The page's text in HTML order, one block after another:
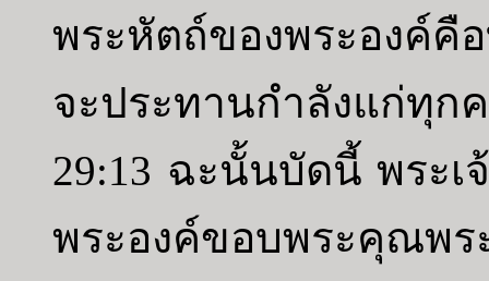
พระหัตถ์ของพระองค์
จะประทานกำลังแก่ทุก
29:13 ฉะนั้นบัดนี้ พระ
พระองค์ขอบพระคุณพ